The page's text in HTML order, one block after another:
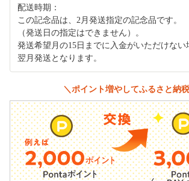
配送時期：
この記念品は、2月発送指定の記念品です。
（発送日の指定はできません）。
発送希望月の15日までに入金がいただけない
翌月発送となります。
＼ポイント増やしてふるさと納